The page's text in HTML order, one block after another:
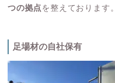
つの拠点 を整えております。
足場材の自社保有